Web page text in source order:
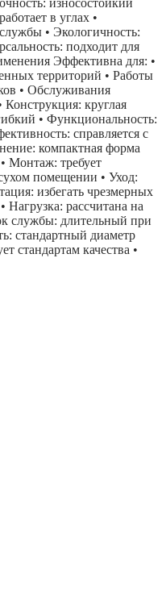
износостойкий
в углах •
• Экологичность:
подходит для
Эффективна для: •
территорий • Работы
• Обслуживания
круглая
• Функциональность:
справляется с
компактная форма
Монтаж: требует
помещении • Уход:
избегать чрезмерных
Нагрузка: рассчитана на
службы: длительный при
стандартный диаметр
стандартам качества •